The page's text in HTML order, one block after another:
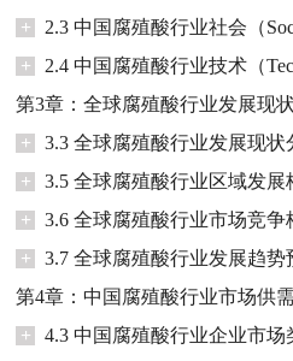
+
2.3 中国腐殖酸行业社会（
+
2.4 中国腐殖酸行业技术（
第3章：全球腐殖酸行业发展现
+
3.3 全球腐殖酸行业发展现状
+
3.5 全球腐殖酸行业区域发
+
3.6 全球腐殖酸行业市场竞
+
3.7 全球腐殖酸行业发展趋势
第4章：中国腐殖酸行业市场供
+
4.3 中国腐殖酸行业企业市